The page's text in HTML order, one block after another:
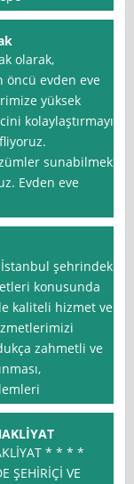
olarak,
öncü evden eve
yüksek
kolaylaştırmayı
sunabilmek
Evden eve
şehrindeki
konusunda
kaliteli hizmet ve
zahmetli ve
* * * *
ŞEHİRİÇİ VE